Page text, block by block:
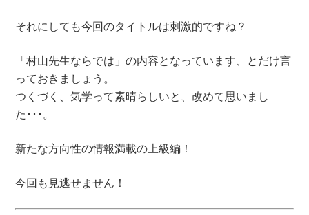
それにしても今回のタイトルは刺激的ですね？
「村山先生ならでは」の内容となっています、とだけ言
っておきましょう。
つくづく、気学って素晴らしいと、改めて思いまし
た･･･。
新たな方向性の情報満載の上級編！
今回も見逃せません！